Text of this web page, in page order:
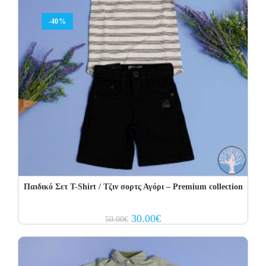
-40%
Παιδικό Σετ T-Shirt / Τζιν σορτς Αγόρι – Premium collection
50.00€ Original
price
30.00€Current
price